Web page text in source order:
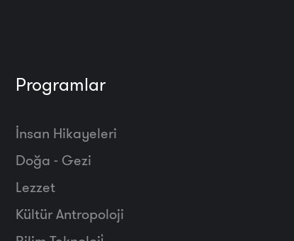
Programlar
İnsan Hikayeleri
Doğa - Gezi
Lezzet
Kültür Antropoloji